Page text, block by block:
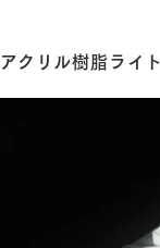
アクリル樹脂ライト